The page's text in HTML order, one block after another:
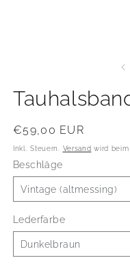
Normaler
Preis
€59,00 EUR
Inkl. Steuern. Versand wird
Beschläge
Lederfarbe